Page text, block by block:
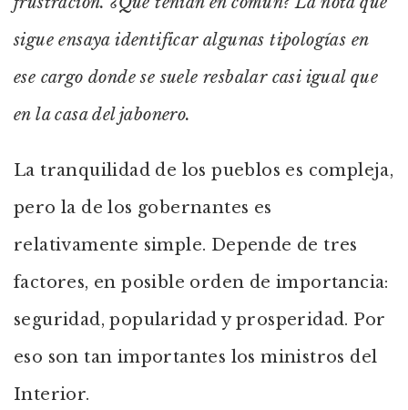
sigue ensaya identificar algunas tipologías en
ese cargo donde se suele resbalar casi igual que
en la casa del jabonero.
La tranquilidad de los pueblos es compleja,
pero la de los gobernantes es
relativamente simple. Depende de tres
factores, en posible orden de importancia:
seguridad, popularidad y prosperidad. Por
eso son tan importantes los ministros del
Interior.